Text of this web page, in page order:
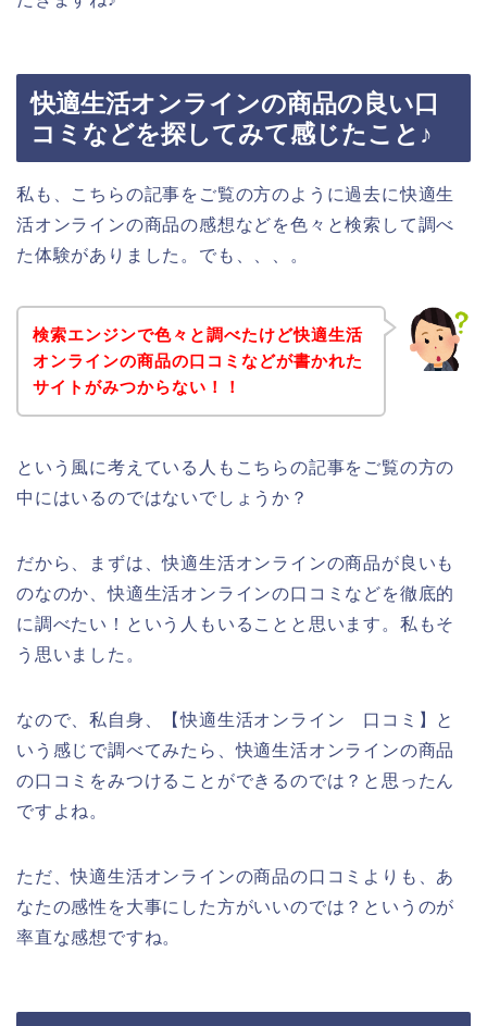
快適生活オンラインの商品の良い口
コミなどを探してみて感じたこと♪
私も、こちらの記事をご覧の方のように過去に快適生
活オンラインの商品の感想などを色々と検索して調べ
た体験がありました。でも、、、。
検索エンジンで色々と調べたけど快適生活
オンラインの商品の口コミなどが書かれた
サイトがみつからない！！
という風に考えている人もこちらの記事をご覧の方の
中にはいるのではないでしょうか？
だから、まずは、快適生活オンラインの商品が良いも
のなのか、快適生活オンラインの口コミなどを徹底的
に調べたい！という人もいることと思います。私もそ
う思いました。
なので、私自身、【快適生活オンライン 口コミ】と
いう感じで調べてみたら、快適生活オンラインの商品
の口コミをみつけることができるのでは？と思ったん
ですよね。
ただ、快適生活オンラインの商品の口コミよりも、あ
なたの感性を大事にした方がいいのでは？というのが
率直な感想ですね。